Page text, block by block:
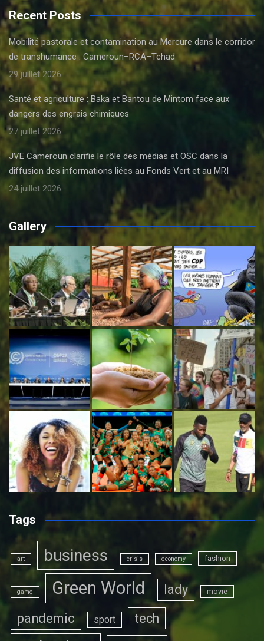
Recent Posts
Mobilité pastorale et contamination au Mercure dans le corridor
de transhumance : Cameroun–RCA–Tchad
29 juillet 2026
Santé et agriculture : Baka et Bantou de Mintom face aux
dangers des engrais chimiques
27 juillet 2026
JVE Cameroun clarifie le rôle des médias et OSC dans la
diffusion des informations liées au Fonds Vert et au MRI
24 juillet 2026
Gallery
Tags
art business crisis economy fashion
game Green World lady movie
pandemic sport tech